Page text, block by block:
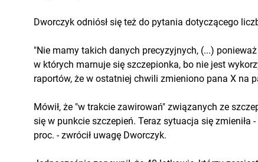
Dworczyk odniósł się też do pytania dotyczącego
"Nie mamy takich danych precyzyjnych, (...)
w których marnuje się szczepionka, bo nie jest
raportów, że w ostatniej chwili zmieniono pana X na
Mówił, że "w trakcie zawirowań" związanych ze
się w punkcie szczepień. Teraz sytuacja się zmieniła
proc. - zwrócił uwagę Dworczyk.